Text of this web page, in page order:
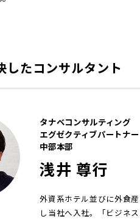
したコンサルタント
タナベコンサルティング
エグゼクティブパートナー
中部本部
浅井 尊行
外資系ホテル並びに外食
し当社へ入社。「ビジネ